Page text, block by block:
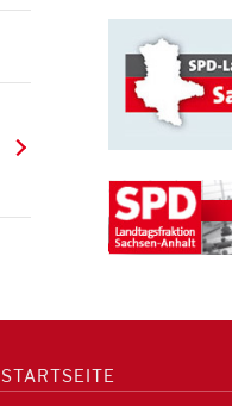
STARTSEITE